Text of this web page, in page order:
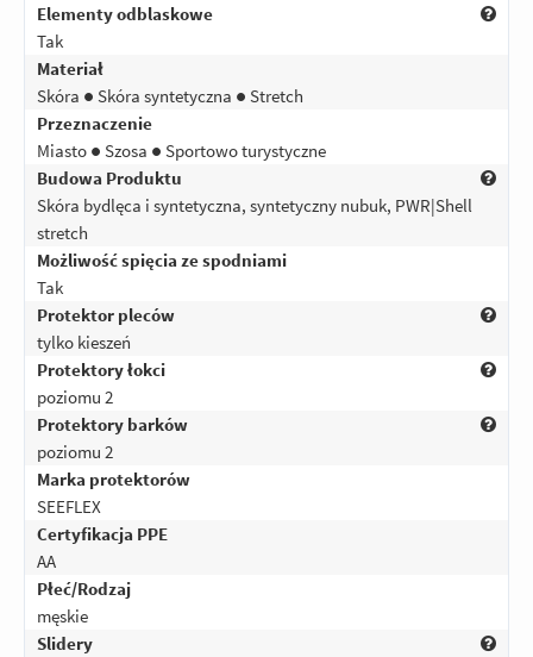
Elementy odblaskowe
Tak
Materiał
Skóra ● Skóra syntetyczna ● Stretch
Przeznaczenie
Miasto ● Szosa ● Sportowo turystyczne
Budowa Produktu
Skóra bydlęca i syntetyczna, syntetyczny nubuk, PWR|Shell
stretch
Możliwość spięcia ze spodniami
Tak
Protektor pleców
tylko kieszeń
Protektory łokci
poziomu 2
Protektory barków
poziomu 2
Marka protektorów
SEEFLEX
Certyfikacja PPE
AA
Płeć/Rodzaj
męskie
Slidery